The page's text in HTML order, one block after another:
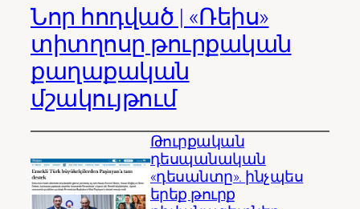
Նոր հոդված | «Ռեիս»
տիտղոսը թուրքական
քաղաքական
մշակույթում
Թուրքական
դեսպանական
«դեսանտը». ինչպես
երեք թուրք